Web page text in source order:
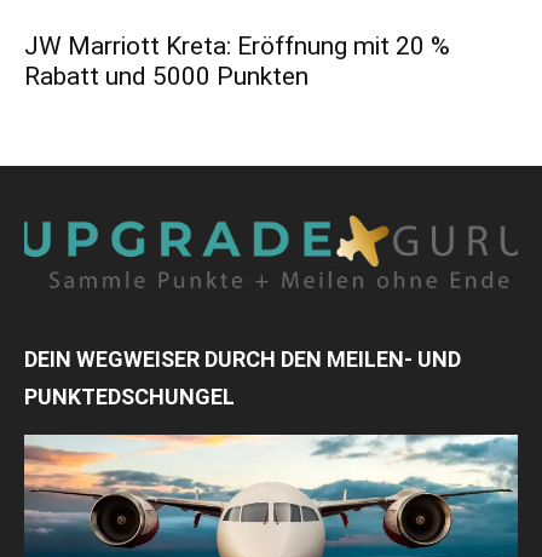
JW Marriott Kreta: Eröffnung mit 20 %
Rabatt und 5000 Punkten
DEIN WEGWEISER DURCH DEN MEILEN- UND
PUNKTEDSCHUNGEL